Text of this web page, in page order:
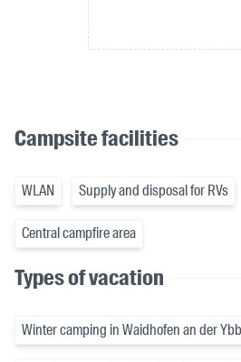
Campsite facilities
WLAN Supply and disposal for RVs
Central campfire area
Types of vacation
Winter camping in Waidhofen an der